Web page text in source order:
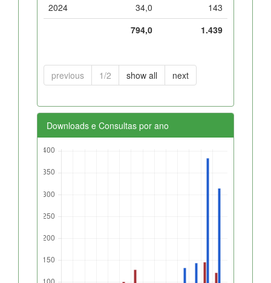
2024
34,0
143
794,0
1.439
previous 1/2 show all next
Downloads e Consultas por ano